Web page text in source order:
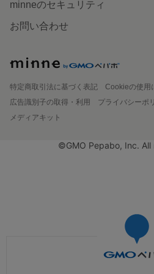
minneのセキュリティ
お問い合わせ
特定商取引法に基づく表記
Cookieの使用
広告識別子の取得・利用
プライバシーポ
メディアキット
©GMO Pepabo, Inc.